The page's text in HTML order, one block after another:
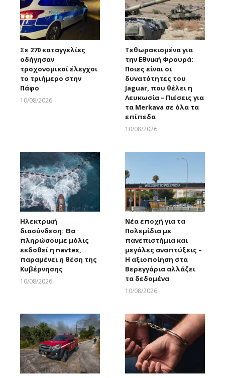
Σε 270 καταγγελίες
οδήγησαν
τροχονομικοί έλεγχοι
το τριήμερο στην
Πάφο
10/08/2026
Τεθωρακισμένα για
την Εθνική Φρουρά:
Ποιες είναι οι
δυνατότητες του
Jaguar, που θέλει η
Λευκωσία – Πιέσεις για
τα Merkava σε όλα τα
επίπεδα
10/08/2026
Ηλεκτρική
διασύνδεση: Θα
πληρώσουμε μόλις
εκδοθεί η navtex,
παραμένει η θέση της
Κυβέρνησης
10/08/2026
Νέα εποχή για τα
Πολεμίδια με
πανεπιστήμια και
μεγάλες αναπτύξεις –
Η αξιοποίηση στα
Βερεγγάρια αλλάζει
τα δεδομένα
10/08/2026